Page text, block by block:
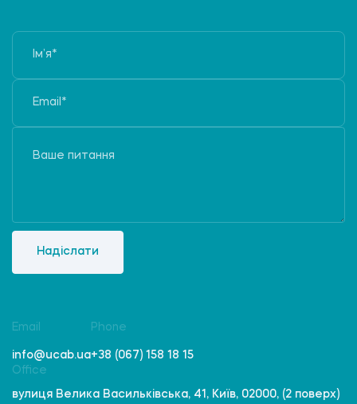
Надіслати
Email
info@ucab.ua
Phone
+38 (067) 158 18 15
Office
вулиця Велика Васильківська, 41, Київ, 02000, (2 поверх)